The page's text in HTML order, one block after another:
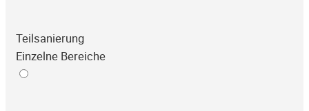
Teilsanierung
Einzelne Bereiche